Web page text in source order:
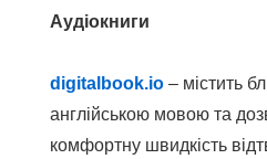
Аудіокниги
digitalbook.io – містить
англійською мовою та
комфортну швидкість